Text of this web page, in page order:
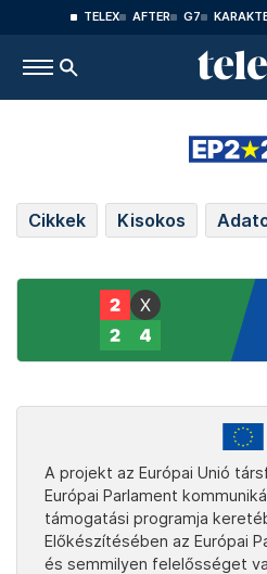
TELEX AFTER G7
Cikkek Kisokos
A projekt az Európai Unió
Európai Parlament
támogatási programja
Előkészítésében az Európai
és semmilyen felelősséget